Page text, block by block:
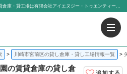
矢沢建物貸作業所 向ヶ丘遊園の賃貸倉庫！｜貸倉庫・貸工場は有限会社アイエヌジー・トゥエンティーワン
川崎市宮前区の貸し倉庫・貸し工場情報一覧
の賃貸倉庫の貸し倉